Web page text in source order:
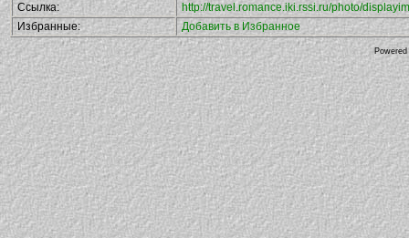
Ссылка:
http://travel.romance.iki.rssi.ru/photo/
Избранные:
Добавить в Избранное